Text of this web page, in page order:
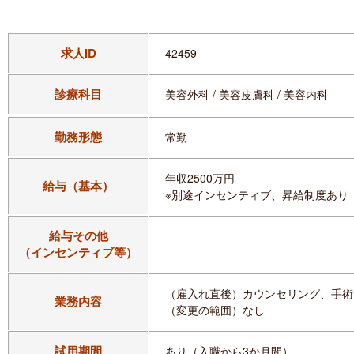
求人ID 42459
診療科目 美容外科 / 美容皮膚科 / 美容内科
勤務形態 常勤
給与（基本）
年収2500万円
※別途インセンティブ、昇給制度あり
給与その他
（インセンティブ等）
業務内容
（雇入れ直後）カウンセリング、手
（変更の範囲）なし
あり（入職から3か月間）